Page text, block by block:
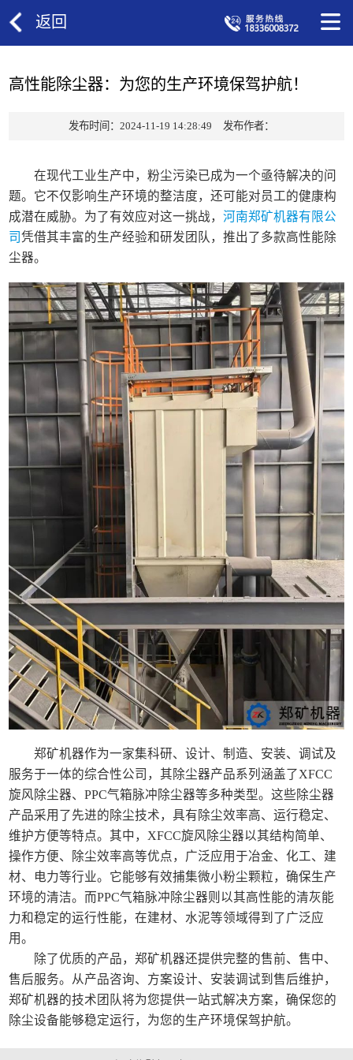
返回
高性能除尘器：为您的生产环境保驾护航！
发布时间：2024-11-19 14:28:49 发布作者：
在现代工业生产中，粉尘污染已成为一个亟待解决的问
题。它不仅影响生产环境的整洁度，还可能对员工的健康构
成潜在威胁。为了有效应对这一挑战，河南郑矿机器有限公
司凭借其丰富的生产经验和研发团队，推出了多款高性能除
尘器。
郑矿机器作为一家集科研、设计、制造、安装、调试及
服务于一体的综合性公司，其除尘器产品系列涵盖了XFCC
旋风除尘器、PPC气箱脉冲除尘器等多种类型。这些除尘器
产品采用了先进的除尘技术，具有除尘效率高、运行稳定、
维护方便等特点。其中，XFCC旋风除尘器以其结构简单、
操作方便、除尘效率高等优点，广泛应用于冶金、化工、建
材、电力等行业。它能够有效捕集微小粉尘颗粒，确保生产
环境的清洁。而PPC气箱脉冲除尘器则以其高性能的清灰能
力和稳定的运行性能，在建材、水泥等领域得到了广泛应
用。
除了优质的产品，郑矿机器还提供完整的售前、售中、
售后服务。从产品咨询、方案设计、安装调试到售后维护，
郑矿机器的技术团队将为您提供一站式解决方案，确保您的
除尘设备能够稳定运行，为您的生产环境保驾护航。